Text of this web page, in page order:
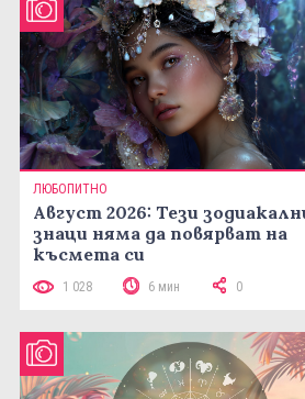
ЛЮБОПИТНО
Август 2026: Тези
знаци няма да повярват на
късмета си
1 028 6 мин 0